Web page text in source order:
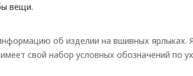
вещи.
об изделии на вшивных ярлыках.
свой набор условных обозначений по